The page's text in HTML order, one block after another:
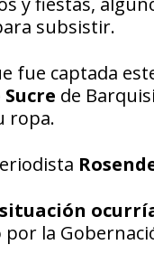
subsistir.
fue captada
de
ropa.
por la